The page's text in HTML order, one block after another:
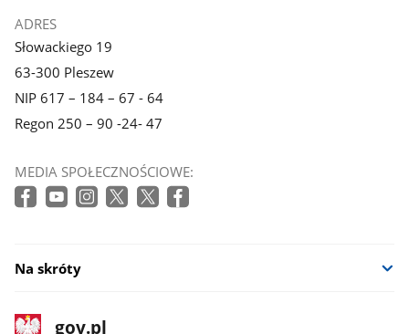
ADRES
Słowackiego 19
63-300 Pleszew
NIP 617 – 184 – 67 - 64
Regon 250 – 90 -24- 47
MEDIA SPOŁECZNOŚCIOWE:
Na skróty
stopkaStrona
gov.pl